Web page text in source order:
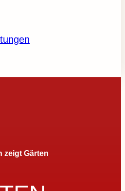
zeigt Gärten